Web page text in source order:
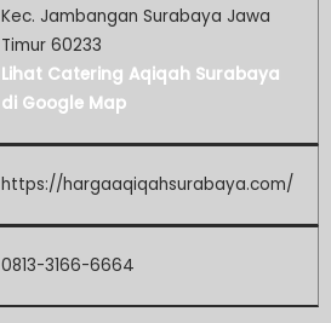
Kec. Jambangan Surabaya Jawa
Timur 60233
Lihat Catering Aqiqah Surabaya
di Google Map
https://hargaaqiqahsurabaya.com/
0813-3166-6664